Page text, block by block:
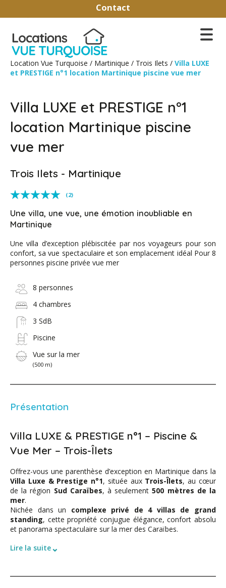
Contact
Location Vue Turquoise / Martinique / Trois Ilets / Villa LUXE
et PRESTIGE n°1 location Martinique piscine vue mer
+ de photos
Vue sur la piscine depuis le salon intérieur
Villa LUXE et PRESTIGE n°1
location Martinique piscine
vue mer
Trois Ilets - Martinique
(2)
Une villa, une vue, une émotion inoubliable en
Martinique
Une villa d’exception plébiscitée par nos voyageurs pour son
confort, sa vue spectaculaire et son emplacement idéal Pour 8
personnes piscine privée vue mer
8 personnes
4 chambres
3 SdB
Piscine
Vue sur la mer
(500 m)
Présentation
Villa LUXE & PRESTIGE n°1 – Piscine &
Vue Mer – Trois-Îlets
Offrez-vous une parenthèse d’exception en Martinique dans la
Villa Luxe & Prestige n°1, située aux Trois-Îlets, au cœur
de la région Sud Caraïbes, à seulement500 mètres de la
mer.
Nichée dans un complexe privé de 4 villas de grand
standing, cette propriété conjugue élégance, confort absolu
et panorama spectaculaire sur la mer des Caraïbes.
Lire la suite⌄